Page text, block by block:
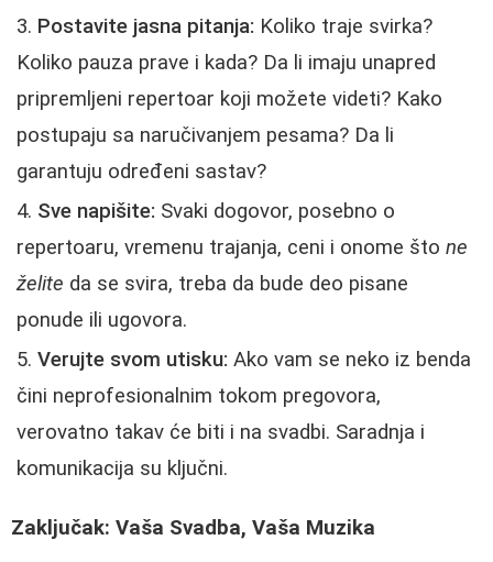
Postavite jasna pitanja: Koliko traje svirka?
Koliko pauza prave i kada? Da li imaju unapred
pripremljeni repertoar koji možete videti? Kako
postupaju sa naručivanjem pesama? Da li
garantuju određeni sastav?
Sve napišite: Svaki dogovor, posebno o
repertoaru, vremenu trajanja, ceni i onome što ne
želite da se svira, treba da bude deo pisane
ponude ili ugovora.
Verujte svom utisku: Ako vam se neko iz benda
čini neprofesionalnim tokom pregovora,
verovatno takav će biti i na svadbi. Saradnja i
komunikacija su ključni.
Zaključak: Vaša Svadba, Vaša Muzika